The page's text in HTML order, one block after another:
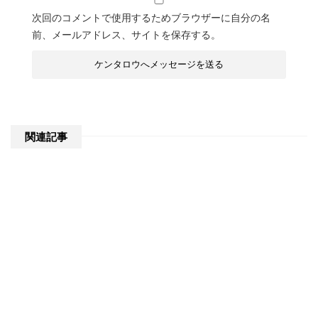
次回のコメントで使用するためブラウザーに自分の名
前、メールアドレス、サイトを保存する。
関連記事